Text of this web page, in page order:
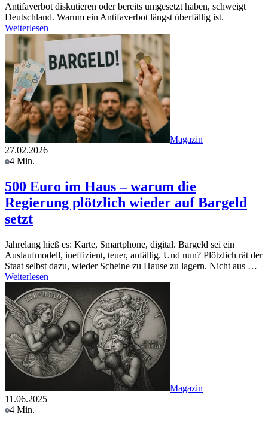
Antifaverbot diskutieren oder bereits umgesetzt haben, schweigt
Deutschland. Warum ein Antifaverbot längst überfällig ist.
Weiterlesen
Magazin
27.02.2026
4 Min.
500 Euro im Haus – warum die
Regierung plötzlich wieder auf Bargeld
setzt
Jahrelang hieß es: Karte, Smartphone, digital. Bargeld sei ein
Auslaufmodell, ineffizient, teuer, anfällig. Und nun? Plötzlich rät der
Staat selbst dazu, wieder Scheine zu Hause zu lagern. Nicht aus …
Weiterlesen
Magazin
11.06.2025
4 Min.